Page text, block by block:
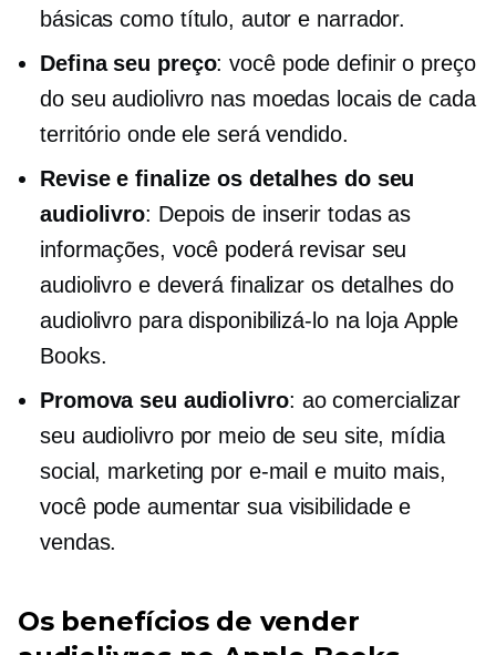
básicas como título, autor e narrador.
Defina seu preço: você pode definir o preço
do seu audiolivro nas moedas locais de cada
território onde ele será vendido.
Revise e finalize os detalhes do seu
audiolivro: Depois de inserir todas as
informações, você poderá revisar seu
audiolivro e deverá finalizar os detalhes do
audiolivro para disponibilizá-lo na loja Apple
Books.
Promova seu audiolivro: ao comercializar
seu audiolivro por meio de seu site, mídia
social, marketing por e-mail e muito mais,
você pode aumentar sua visibilidade e
vendas.
Os benefícios de vender